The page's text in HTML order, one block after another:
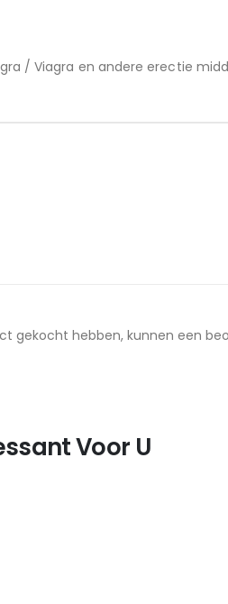
/ Viagra en andere erectie
gekocht hebben, kunnen een
Voor U